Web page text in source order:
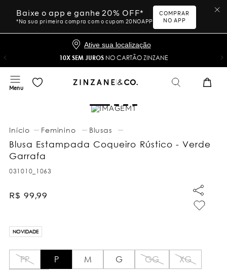
Baixe o app e ganhe 20% OFF*
*Na sua primeira compra com o cupom 20NOAPP
COMPRAR
NO APP
Ative sua localização
10X SEM JUROS NO CARTÃO ZINZANE
Feminino Blusas
Blusa Estampada Coqueiro Rústico - Verde
Garrafa
031010_1063
R$ 99,99
NOVIDADE
PP P M G GG
XG